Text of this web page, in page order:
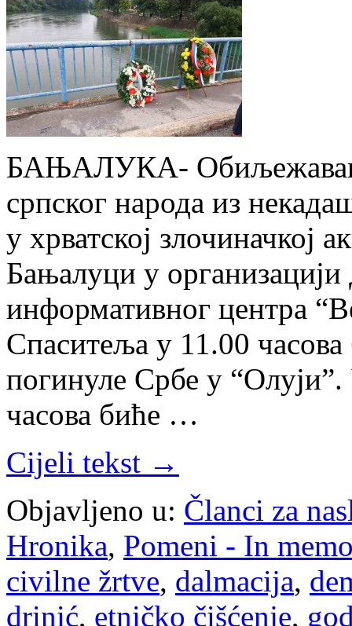
БАЊАЛУКА- Обиљежавање
српског народа из
у хрватској злочиначкој
Бањалуци у
информативног центра
Спаситеља у 11.00 часова
погинуле Србе у
часова биће …
Cijeli tekst →
Objavljeno u: Članci za
Hronika, Pomeni - In
civilne žrtve, dalmacija,
drinić, etničko čišćenje,